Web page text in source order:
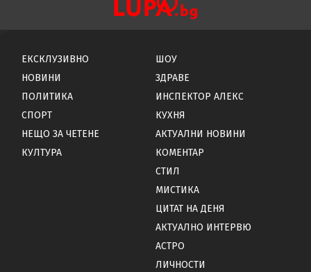
ЕКСКЛУЗИВНО
НОВИНИ
ПОЛИТИКА
СПОРТ
НЕЩО ЗА ЧЕТЕНЕ
КУЛТУРА
ШОУ
ЗДРАВЕ
ИНСПЕКТОР АЛЕКС
КУХНЯ
АКТУАЛНИ НОВИНИ
КОМЕНТАР
СТИЛ
МИСТИКА
ЦИТАТ НА ДЕНЯ
АКТУАЛНО ИНТЕРВЮ
АСТРО
ЛИЧНОСТИ